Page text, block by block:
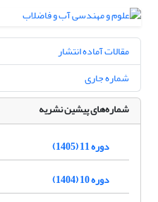
مقالات آماده انتشار
شماره جاری
شماره‌های پیشین نشریه
دوره 11 (1405)
دوره 10 (1404)